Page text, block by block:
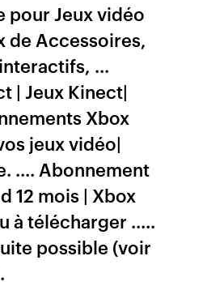
pour Jeux vidéo
de Accessoires,
...
| Jeux Kinect|
Xbox
jeux vidéo|
.... Abonnement
12 mois | Xbox
à télécharger .....
possible (voir